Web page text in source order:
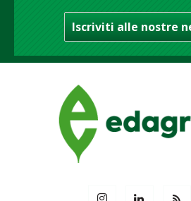
Iscriviti alle nostre